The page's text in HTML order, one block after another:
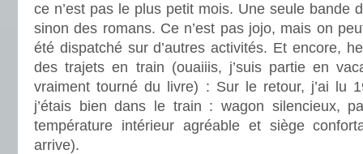
ce n’est pas le plus petit mois. Une seule bande
sinon des romans. Ce n’est pas jojo, mais on
été dispatché sur d’autres activités. Et encore,
des trajets en train (ouaiiis, j’suis partie en
vraiment tourné du livre) : Sur le retour, j’ai lu
j’étais bien dans le train : wagon silencieux,
température intérieur agréable et siège
arrive).